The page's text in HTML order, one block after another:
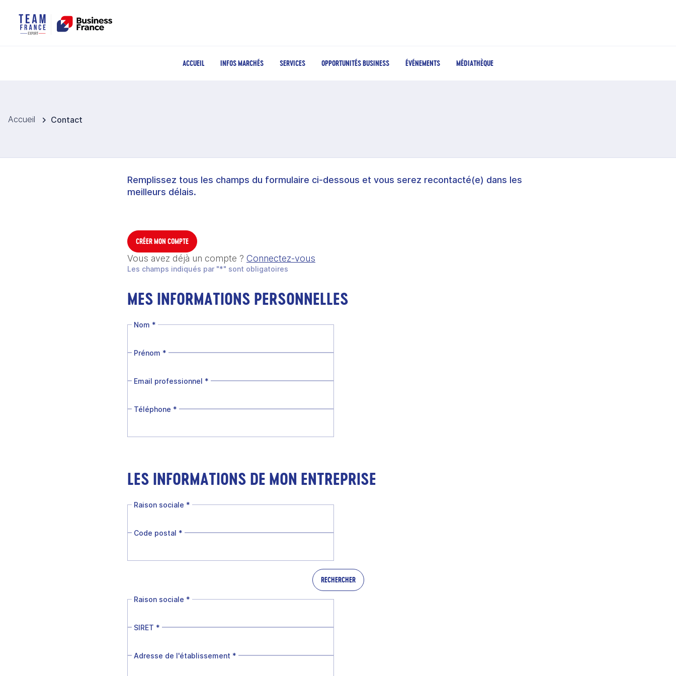
ACCUEIL INFOS MARCHÉS SERVICES OPPORTUNITÉS BUSINESS ÉVÉNEMENTS MÉDIATHÈQUE
Accueil Contact
Remplissez tous les champs du formulaire ci-dessous et vous serez recontacté(e) dans les
meilleurs délais.
CRÉER MON COMPTE
Vous avez déjà un compte ? Connectez-vous
Les champs indiqués par "*" sont obligatoires
MES INFORMATIONS PERSONNELLES
Nom *
Prénom *
Email professionnel *
Téléphone *
LES INFORMATIONS DE MON ENTREPRISE
Raison sociale *
Code postal *
RECHERCHER
Raison sociale *
SIRET *
Adresse de l'établissement *